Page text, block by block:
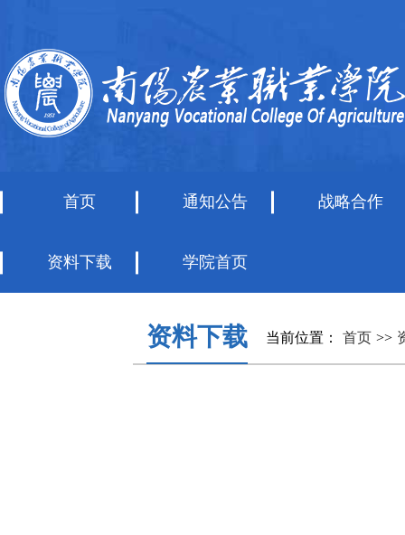
首页 通知公告 战略合作
资料下载 学院首页
资料下载 当前位置： 首页 >>